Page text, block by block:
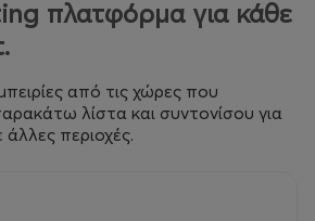
πλατφόρμα για κάθε
από τις χώρες που
λίστα και συντονίσου για
άλλες περιοχές.